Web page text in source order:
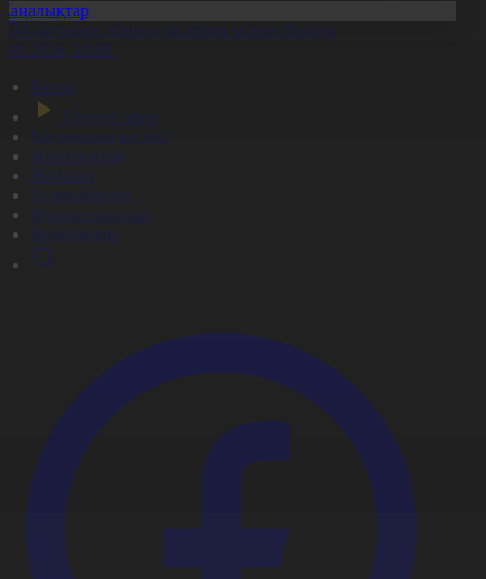
да тамыз айында да аптап ыстық болады
20:00
Басты
Тікелей эфир
Бағдарлама кестесі
Жаңалықтар
Жобалар
Телехикаялар
Мультсериалдар
Видеоархив